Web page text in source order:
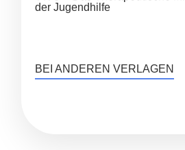
der Jugendhilfe
BEI ANDEREN VERLAGEN